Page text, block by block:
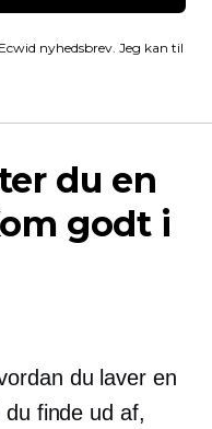
nyhedsbrev. Jeg kan til
du en
godt i
du laver en
finde ud af,